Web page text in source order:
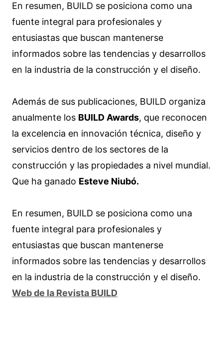
En resumen, BUILD se posiciona como una
fuente integral para profesionales y
entusiastas que buscan mantenerse
informados sobre las tendencias y desarrollos
en la industria de la construcción y el diseño.
Además de sus publicaciones, BUILD organiza
anualmente los BUILD Awards, que reconocen
la excelencia en innovación técnica, diseño y
servicios dentro de los sectores de la
construcción y las propiedades a nivel mundial.
Que ha ganado Esteve Niubó.
En resumen, BUILD se posiciona como una
fuente integral para profesionales y
entusiastas que buscan mantenerse
informados sobre las tendencias y desarrollos
en la industria de la construcción y el diseño.
Web de la Revista BUILD